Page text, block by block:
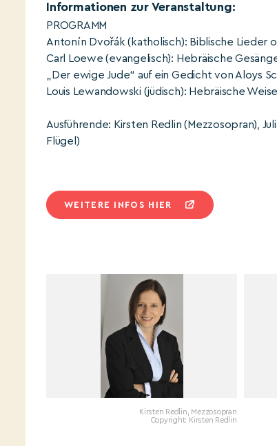
Informationen zur Veranstaltung:
PROGRAMM
Antonín Dvořák (katholisch): Biblische Lieder
Carl Loewe (evangelisch): Hebräische
„Der ewige Jude“ auf ein Gedicht von Aloys
Louis Lewandowski (jüdisch): Hebräische
Ausführende: Kirsten Redlin (Mezzosopran),
Flügel)
WEITERE INFOS HIER
Kirsten Redlin, Mezzosopran
Copyright: Kirsten Redlin